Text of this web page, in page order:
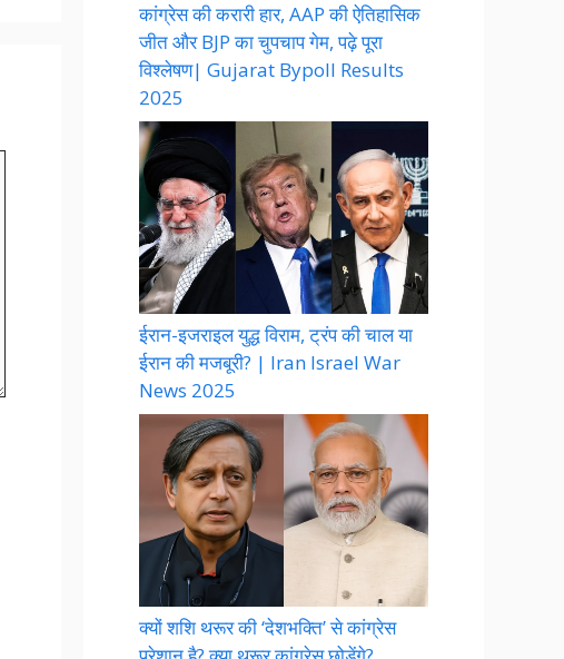
कांग्रेस की करारी हार, AAP की ऐतिहासिक
जीत और BJP का चुपचाप गेम, पढ़े पूरा
विश्लेषण| Gujarat Bypoll Results
2025
ईरान-इजराइल युद्ध विराम, ट्रंप की चाल या
ईरान की मजबूरी? | Iran Israel War
News 2025
क्यों शशि थरूर की ‘देशभक्ति’ से कांग्रेस